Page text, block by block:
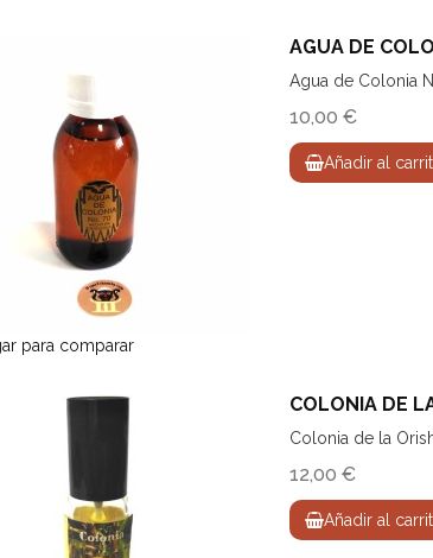
para comparar
AGUA DE
Agua de Colonia
10,00 €
Añadir al
COLONIA DE
Colonia de la
12,00 €
Añadir al